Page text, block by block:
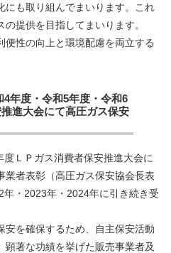
にも取り組んでまいります。これ
提供を目指してまいります。
便性の向上と環境配慮を両立する
年度・令和5年度・令和6
進大会にて高圧ガス保安
ＬＰガス消費者保安推進大会に
業者表彰（高圧ガス保安協会長表
・2023年・2024年に引き続き受
安を確保するため、自主保安活動
顕著な功績を挙げた販売事業者及